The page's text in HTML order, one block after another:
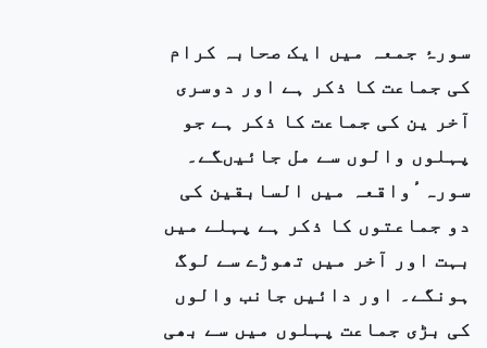
سورۂ جمعہ میں ایک صحابہ کرام
کی جماعت کا ذکر ہے اور دوسری
آخر ین کی جماعت کا ذکر ہے جو
پہلوں والوں سے مل جائیںگے۔
سورہ ٔواقعہ میں السابقین کی
دو جماعتوں کا ذکر ہے پہلے میں
بہت اور آخر میں تھوڑے سے لوگ
ہونگے۔ اور دائیں جانب والوں
کی بڑی جماعت پہلوں میں سے بھی